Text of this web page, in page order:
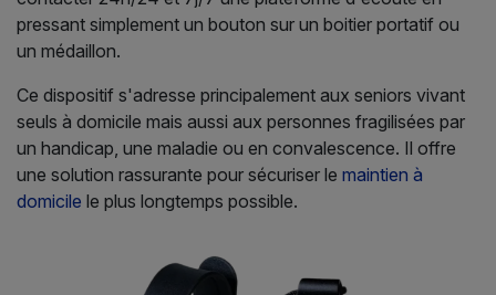
pressant simplement un bouton sur un boitier portatif ou
un médaillon.
Ce dispositif s'adresse principalement aux seniors vivant
seuls à domicile mais aussi aux personnes fragilisées par
un handicap, une maladie ou en convalescence. Il offre
une solution rassurante pour sécuriser le maintien à
domicile le plus longtemps possible.